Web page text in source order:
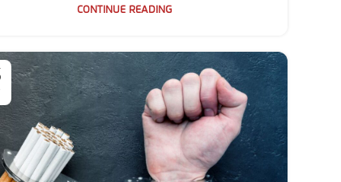
CONTINUE READING